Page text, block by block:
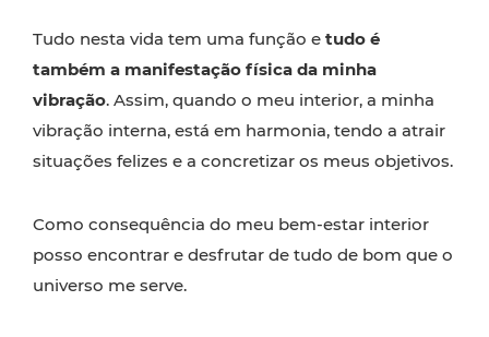
Tudo nesta vida tem uma função e tudo é
também a manifestação física da minha
vibração. Assim, quando o meu interior, a minha
vibração interna, está em harmonia, tendo a atrair
situações felizes e a concretizar os meus objetivos.
Como consequência do meu bem-estar interior
posso encontrar e desfrutar de tudo de bom que o
universo me serve.